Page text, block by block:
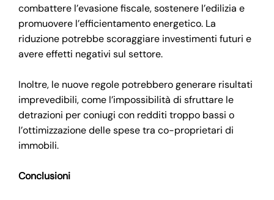
combattere l’evasione fiscale, sostenere l’edilizia e
promuovere l’efficientamento energetico. La
riduzione potrebbe scoraggiare investimenti futuri e
avere effetti negativi sul settore.
Inoltre, le nuove regole potrebbero generare risultati
imprevedibili, come l’impossibilità di sfruttare le
detrazioni per coniugi con redditi troppo bassi o
l’ottimizzazione delle spese tra co-proprietari di
immobili.
Conclusioni